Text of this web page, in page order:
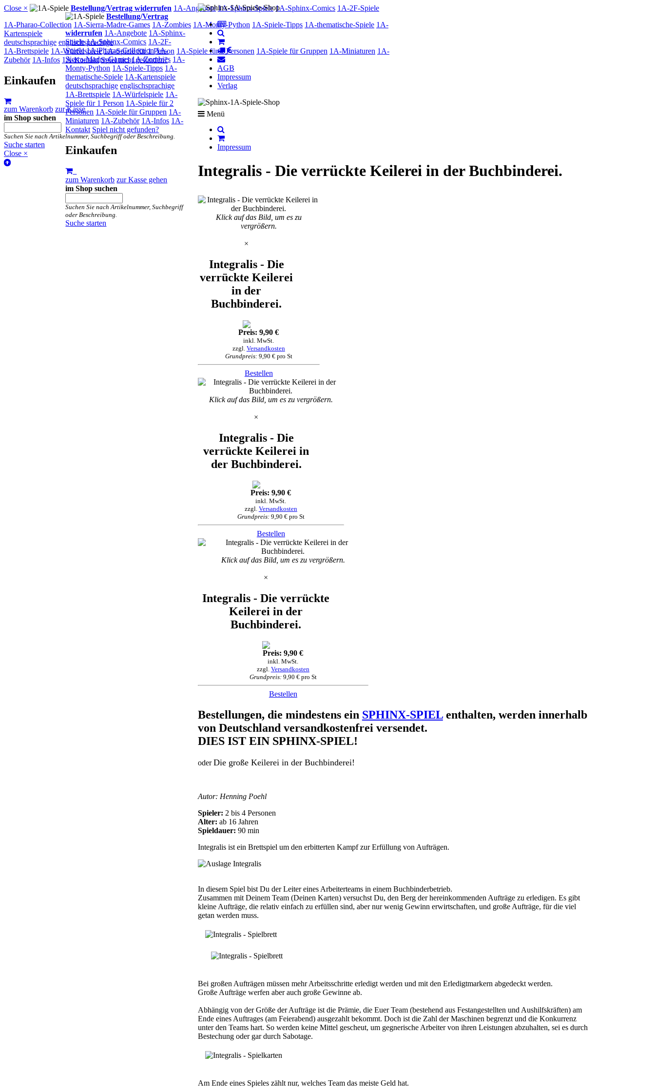
Bestellung/Vertrag
widerrufen 1A-Angebote 1A-Sphinx-
Spiele 1A-Sphinx-Comics 1A-2F-
Spiele 1A-Pharao-Collection 1A-
Sierra-Madre-Games 1A-Zombies 1A-
Monty-Python 1A-Spiele-Tipps 1A-
thematische-Spiele 1A-Kartenspiele
deutschsprachige englischsprachige
1A-Brettspiele 1A-Würfelspiele 1A-
Spiele für 1 Person 1A-Spiele für 2
Personen 1A-Spiele für Gruppen 1A-
Miniaturen 1A-Zubehör 1A-Infos 1A-
Kontakt Spiel nicht gefunden?
Einkaufen
zum Warenkorb zur Kasse gehen
im Shop suchen
Suchen Sie nach Artikelnummer, Suchbegriff
oder Beschreibung.
Suche starten
Close × Bestellung/Vertrag widerrufen 1A-Angebote 1A-Sphinx-Spiele 1A-Sphinx-Comics 1A-2F-Spiele
1A-Pharao-Collection 1A-Sierra-Madre-Games 1A-Zombies 1A-Monty-Python 1A-Spiele-Tipps 1A-thematische-Spiele 1A-
Kartenspiele
deutschsprachige englischsprachige
1A-Brettspiele 1A-Würfelspiele 1A-Spiele für 1 Person 1A-Spiele für 2 Personen 1A-Spiele für Gruppen 1A-Miniaturen 1A-
Zubehör 1A-Infos 1A-Kontakt Spiel nicht gefunden?
Einkaufen
zum Warenkorb zur Kasse
im Shop suchen
Suchen Sie nach Artikelnummer, Suchbegriff oder Beschreibung.
Suche starten
Close ×
AGB
Impressum
Verlag
Menü
Impressum
Integralis - Die verrückte Keilerei in der Buchbinderei.
Klick auf das Bild, um es zu
vergrößern.
×
Integralis - Die
verrückte Keilerei
in der
Buchbinderei.
Preis: 9,90 €
inkl. MwSt.
zzgl. Versandkosten
Grundpreis: 9,90 € pro St
Bestellen
Klick auf das Bild, um es zu vergrößern.
×
Integralis - Die
verrückte Keilerei in
der Buchbinderei.
Preis: 9,90 €
inkl. MwSt.
zzgl. Versandkosten
Grundpreis: 9,90 € pro St
Bestellen
Klick auf das Bild, um es zu vergrößern.
×
Integralis - Die verrückte
Keilerei in der
Buchbinderei.
Preis: 9,90 €
inkl. MwSt.
zzgl. Versandkosten
Grundpreis: 9,90 € pro St
Bestellen
Bestellungen, die mindestens ein SPHINX-SPIELenthalten, werden innerhalb
von Deutschland versandkostenfrei versendet.
DIES IST EIN SPHINX-SPIEL!
oderDie große Keilerei in der Buchbinderei!
Autor: Henning Poehl
Spieler: 2 bis 4 Personen
Alter: ab 16 Jahren
Spieldauer: 90 min
Integralis ist ein Brettspiel um den erbitterten Kampf zur Erfüllung von Aufträgen.
In diesem Spiel bist Du der Leiter eines Arbeiterteams in einem Buchbinderbetrieb.
Zusammen mit Deinem Team (Deinen Karten) versuchst Du, den Berg der hereinkommenden Aufträge zu erledigen. Es gibt
kleine Aufträge, die relativ einfach zu erfüllen sind, aber nur wenig Gewinn erwirtschaften, und große Aufträge, für die viel
getan werden muss.
Bei großen Aufträgen müssen mehr Arbeitsschritte erledigt werden und mit den Erledigtmarkern abgedeckt werden.
Große Aufträge werfen aber auch große Gewinne ab.
Abhängig von der Größe der Aufträge ist die Prämie, die Euer Team (bestehend aus Festangestellten und Aushilfskräften) am
Ende eines Auftrages (am Feierabend) ausgezahlt bekommt. Doch ist die Zahl der Maschinen begrenzt und die Konkurrenz
unter den Teams hart. So werden keine Mittel gescheut, um gegnerische Arbeiter von ihren Leistungen abzuhalten, sei es durch
Bestechung oder gar durch Sabotage.
Am Ende eines Spieles zählt nur, welches Team das meiste Geld hat.